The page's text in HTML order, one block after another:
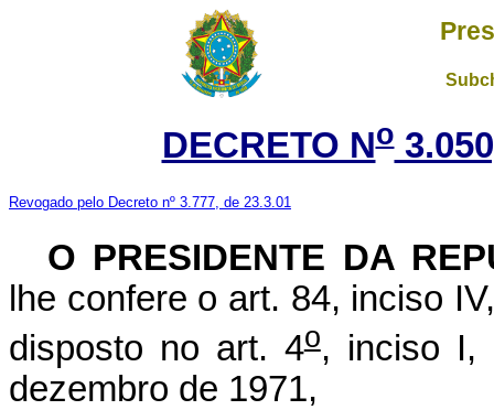
DECRETO No
Revogado pelo Decreto nº 3.777, de 23.3.01
O PRESIDENTE DA
lhe confere o art. 84, inciso
disposto no art. 4o, inciso I,
dezembro de 1971,